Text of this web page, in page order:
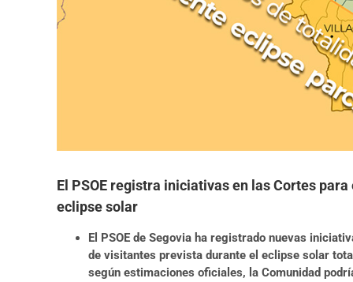
El PSOE registra iniciativas en las Cortes
eclipse solar
El PSOE de Segovia ha registrado nuevas
de visitantes prevista durante el eclipse solar
según estimaciones oficiales, la Comunidad